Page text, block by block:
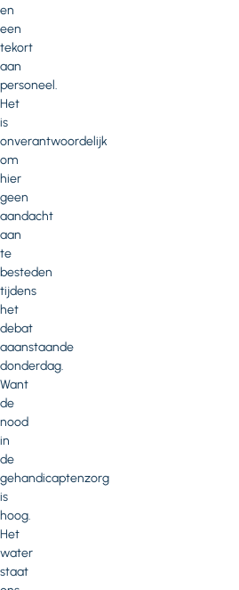
en
een
tekort
aan
personeel.
Het
is
onverantwoordelijk
om
hier
geen
aandacht
aan
te
besteden
tijdens
het
debat
aaanstaande
donderdag.
Want
de
nood
in
de
gehandicaptenzorg
is
hoog.
Het
water
staat